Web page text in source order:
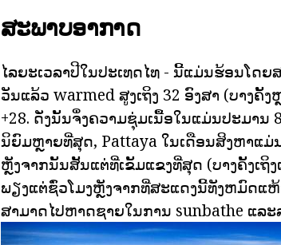
ສະພາບອາກາດ
ໄລຍະເວລາປີໃນປະເທດໄທ - ນີ້ແມ່ນຮ້ອນໂດ
ວັນແລ້ວ warmed ສູງເຖິງ 32 ອົງສາ (ບາງຄັ້
+28. ດັ່ງນັ້ນຈຶ່ງຄວາມຊຸ່ມເນື້ອໃນແມ່ນປະມານ
ນິຍົມຫຼາຍທີ່ສຸດ, Pattaya ໃນເດືອນສິງຫາແມ່
ຫຼັງຈາກນັ້ນສັ້ນແຕ່ທີ່ເຂັ້ມແຂງທີ່ສຸດ (ບາງຄັ້ງເຖິ
ພຽງແຕ່ຊົ່ວໂມງຫຼັງຈາກທີ່ສະແດງນີ້ທັງຫມົດແ
ສາມາດໄປຫາດຊາຍໃນການ sunbathe ແລະ